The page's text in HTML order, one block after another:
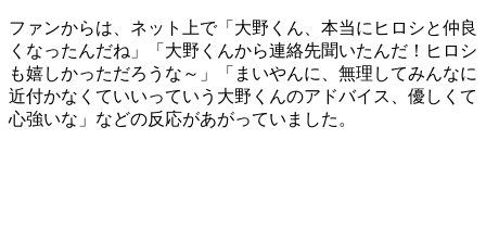
ファンからは、ネット上で「大野くん、本当にヒロシと仲良
くなったんだね」「大野くんから連絡先聞いたんだ！ヒロシ
も嬉しかっただろうな～」「まいやんに、無理してみんなに
近付かなくていいっていう大野くんのアドバイス、優しくて
心強いな」などの反応があがっていました。